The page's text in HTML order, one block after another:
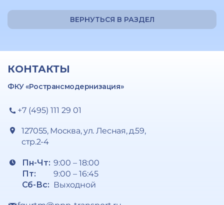
ВЕРНУТЬСЯ В РАЗДЕЛ
КОНТАКТЫ
ФКУ «Ространсмодернизация»
+7 (495) 111 29 01
127055, Москва, ул. Лесная, д.59,
стр.2-4
Пн-Чт:
Пт:
Сб-Вс:
9:00 – 18:00
9:00 – 16:45
Выходной